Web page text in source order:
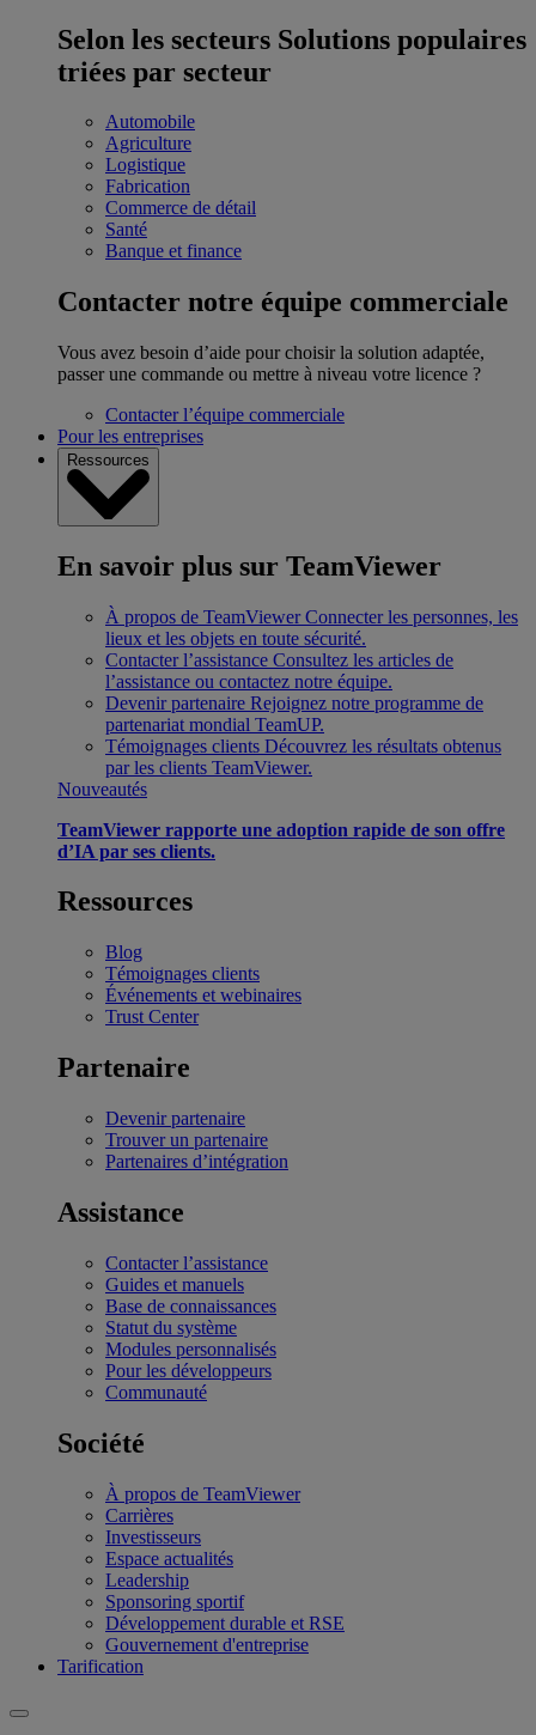
Selon les secteurs Solutions populaires
triées par secteur
Automobile
Agriculture
Logistique
Fabrication
Commerce de détail
Santé
Banque et finance
Contacter notre équipe commerciale
Vous avez besoin d’aide pour choisir la solution adaptée,
passer une commande ou mettre à niveau votre licence ?
Contacter l’équipe commerciale
Pour les entreprises
Ressources
En savoir plus sur TeamViewer
À propos de TeamViewer Connecter les personnes, les
lieux et les objets en toute sécurité.
Contacter l’assistance Consultez les articles de
l’assistance ou contactez notre équipe.
Devenir partenaire Rejoignez notre programme de
partenariat mondial TeamUP.
Témoignages clients Découvrez les résultats obtenus
par les clients TeamViewer.
Nouveautés
TeamViewer rapporte une adoption rapide de son offre
d’IA par ses clients.
Ressources
Blog
Témoignages clients
Événements et webinaires
Trust Center
Partenaire
Devenir partenaire
Trouver un partenaire
Partenaires d’intégration
Assistance
Contacter l’assistance
Guides et manuels
Base de connaissances
Statut du système
Modules personnalisés
Pour les développeurs
Communauté
Société
À propos de TeamViewer
Carrières
Investisseurs
Espace actualités
Leadership
Sponsoring sportif
Développement durable et RSE
Gouvernement d'entreprise
Tarification